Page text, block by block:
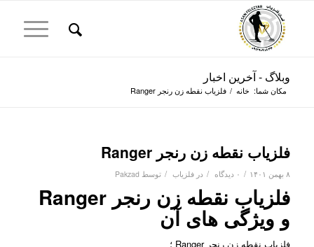
وبلاگ - آخرین اخبار
مکان شما: خانه / فلزیاب نقطه زن رنجر Ranger
فلزیاب نقطه زن رنجر Ranger
۸ بهمن ۱۴۰۱ / ۰ دیدگاه / در فلزیاب / توسط Pakzad
فلزیاب نقطه زن رنجر Ranger
و ویژگی های آن
فلزیاب نقطه زن رنجر Ranger ؛